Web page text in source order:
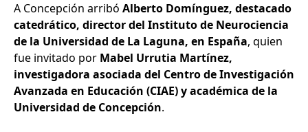
A Concepción arribó Alberto Domínguez, destacado
catedrático, director del Instituto de Neurociencia
de la Universidad de La Laguna, en España, quien
fue invitado por Mabel Urrutia Martínez,
investigadora asociada del Centro de Investigación
Avanzada en Educación (CIAE) y académica de la
Universidad de Concepción.